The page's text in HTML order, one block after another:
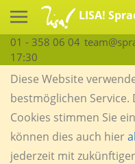
LISA!
01 - 358 06 04
17:30
Diese Website
bestmöglichen
Cookies stimmen Sie
können dies auch hier
jederzeit mit